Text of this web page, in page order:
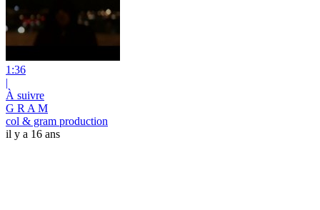
1:36
|
À suivre
G R A M
col & gram production
il y a 16 ans